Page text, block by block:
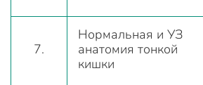
7.
Нормальная и УЗ
анатомия тонкой
кишки